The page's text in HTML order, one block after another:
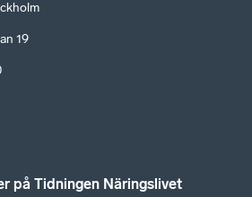
19
på Tidningen Näringslivet